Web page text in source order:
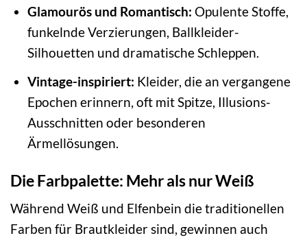
Glamourös und Romantisch: Opulente Stoffe,
funkelnde Verzierungen, Ballkleider-
Silhouetten und dramatische Schleppen.
Vintage-inspiriert: Kleider, die an vergangene
Epochen erinnern, oft mit Spitze, Illusions-
Ausschnitten oder besonderen
Ärmellösungen.
Die Farbpalette: Mehr als nur Weiß
Während Weiß und Elfenbein die traditionellen
Farben für Brautkleider sind, gewinnen auch